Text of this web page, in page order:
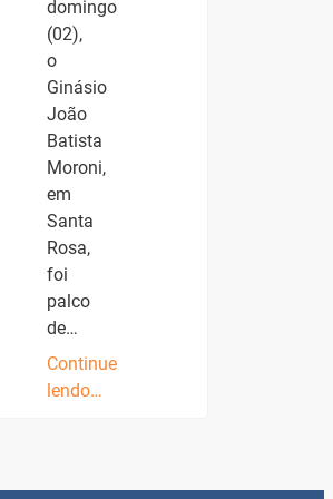
domingo
(02),
o
Ginásio
João
Batista
Moroni,
em
Santa
Rosa,
foi
palco
de…
Continue
lendo…